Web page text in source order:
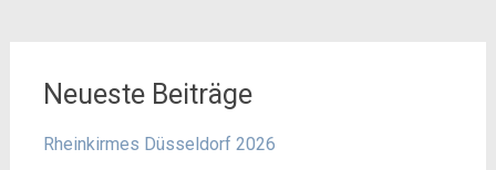
Neueste Beiträge
Rheinkirmes Düsseldorf 2026